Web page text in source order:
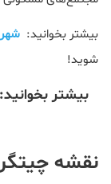
بیشتر بخوانید:
شوید!
بیشتر بخوانید:
نقشه